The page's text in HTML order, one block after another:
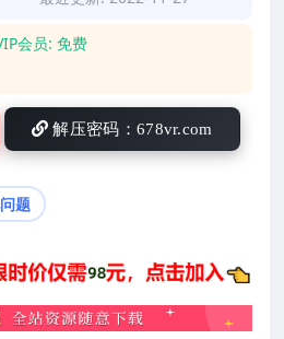
会员: 免费
解压密码：678vr.com
题